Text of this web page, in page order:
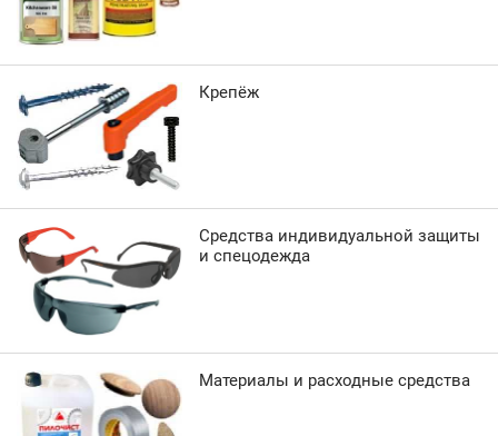
Крепёж
Средства индивидуальной защиты
и спецодежда
Материалы и расходные средства